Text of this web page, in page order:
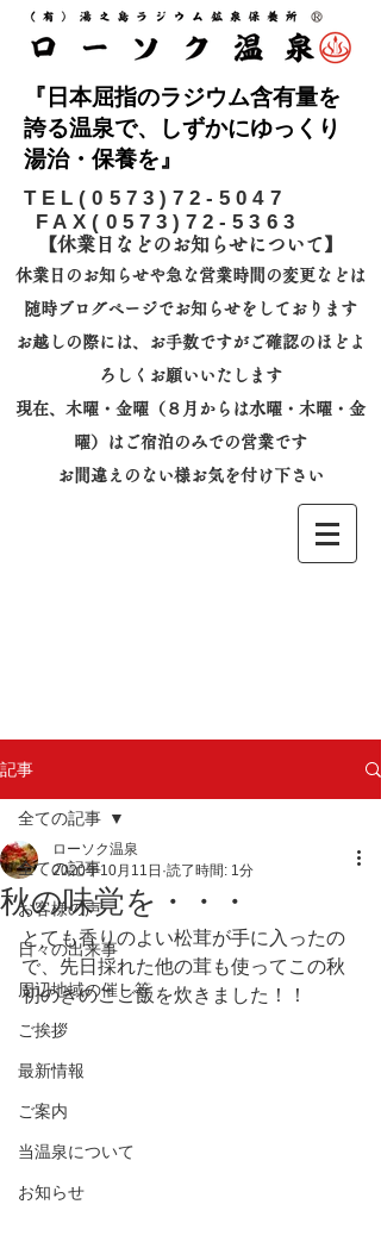
『日本屈指のラジウム含有量を
誇る温泉で、しずかにゆっくり
湯治・保養を』
​TEL(0573)72-5047
FAX(0573)72-5363
【休業日などのお知らせについて】​
休業日のお知らせや急な営業時間の変更などは
随時ブログページでお知らせをしております
お越しの際には、
お手数ですがご確認のほどよ
ろしくお願いいたします
​現在、木曜・金曜（８月からは水曜・木曜・金
曜）はご宿泊のみでの営業です
お間違えのない様お気を付け下さい
記事
全ての記事
お客様の声
日々の出来事
周辺地域の催し等
ご挨拶
最新情報
ご案内
当温泉について
お知らせ
全ての記事
秋の味覚を・・・
ローソク温泉
2020年10月11日 読了時間: 1分
とても香りのよい松茸が手に入ったの
で、先日採れた他の茸も使ってこの秋
初のきのこご飯を炊きました！！